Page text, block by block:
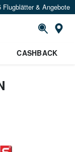
Flugblätter & Angebote
CASHBACK